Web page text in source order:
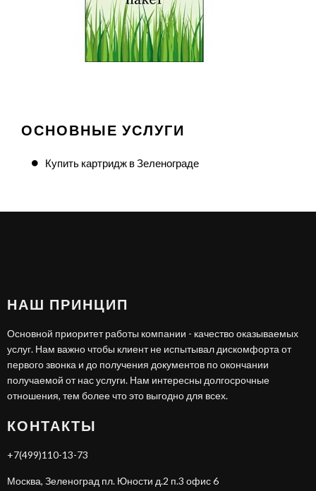
ОСНОВНЫЕ УСЛУГИ
Купить картридж в Зеленограде
НАШ ПРИНЦИП
Основной приоритет работы компании - качество оказываемых
услуг. Нам важно чтобы клиент не испытывал дискомфорта от
первого звонка и до получения документов по окончании
получаемой от нас услуги. Нам интересны долгосрочные
отношения, тем более что это выгодно для всех.
КОНТАКТЫ
+7(499)110-13-73
Москва, Зеленоград пл. Юности д.2 п.3 офис 6